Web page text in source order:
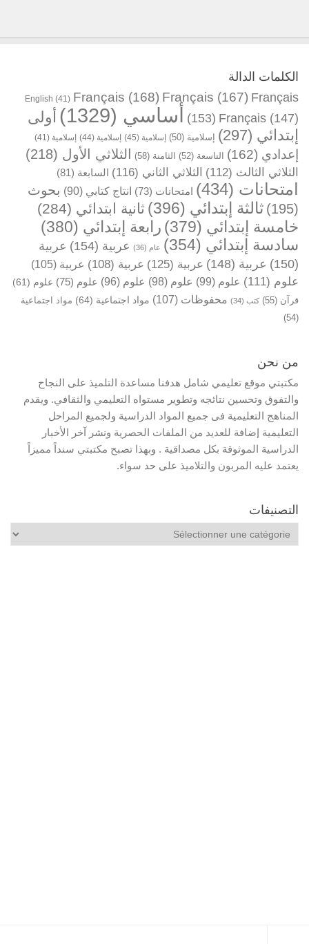
الكلمات الدالة
English (41) Français (168) Français (167) Français
(153) Français (147) أساسي (1329)
أولى
إبتدائي (297) إسلامية (50) إسلامية (45) إسلامية (44) إسلامية (41)
إعدادي (162) التاسعة (52) الثامنة (58) الثلاثي الأول (218)
الثلاثي الثالث (112) الثلاثي الثاني (116) السابعة (81)
امتحانات (434) امتحانات (73) انتاج كتابي (90)
بحوث
(195)
ثالثة إبتدائي (396) ثانية ابتدائي (284)
خامسة إبتدائي (379) رابعة إبتدائي (380)
سادسة إبتدائي (354) عام (36) عربية (154)
عربية
(150)
عربية (148) عربية (125) عربية (108) عربية (105)
علوم (111) علوم (99) علوم (98) علوم (96) علوم (75) علوم (61)
قرآن (55) كتب (34) محفوظات (107) مواد اجتماعية (64)
مواد اجتماعية
(54)
من نحن
مكتبتي موقع تعليمي شامل هدفنا مساعدة التلميذ على النجاح
والتفوق وتحسين نتائجه وتطوير مستواه التعليمي والثقافي. ويقدم
المناهج التعليمية فى جميع المواد الدراسية ولجميع المراحل
التعليمية إضافة للعديد من الملفات الحصرية ونشر آخر الأخبار
الدراسية الموثوقة بكل مصداقية . وبهذا تصبح مكتبتي سنداً مميزاً
يعتمد عليه المربون والتلاميذ على حد سواء.
التصنيفات
التصنيفات